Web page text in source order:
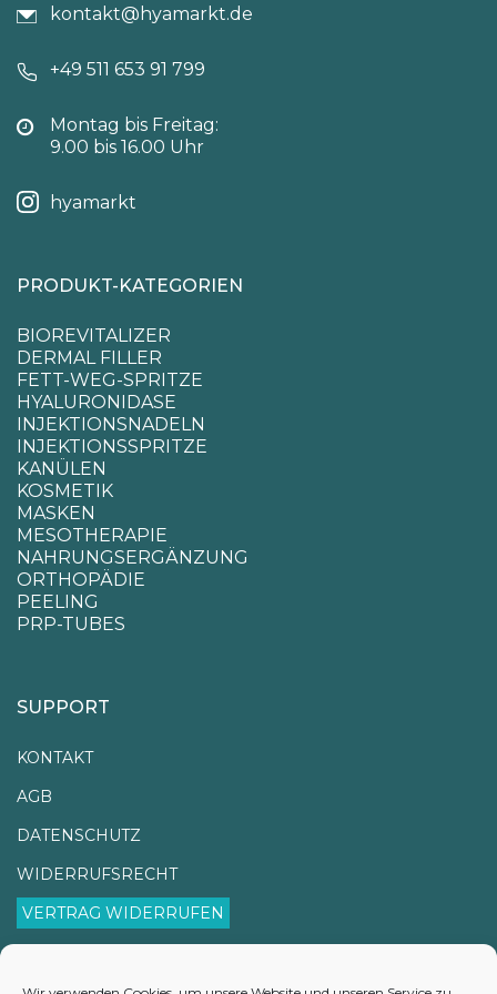
kontakt@hyamarkt.de
+49 511 653 91 799
Montag bis Freitag:
9.00 bis 16.00 Uhr
hyamarkt
PRODUKT-KATEGORIEN
BIOREVITALIZER
DERMAL FILLER
FETT-WEG-SPRITZE
HYALURONIDASE
INJEKTIONSNADELN
INJEKTIONSSPRITZE
KANÜLEN
KOSMETIK
MASKEN
MESOTHERAPIE
NAHRUNGSERGÄNZUNG
ORTHOPÄDIE
PEELING
PRP-TUBES
SUPPORT
KONTAKT
AGB
DATENSCHUTZ
WIDERRUFSRECHT
VERTRAG WIDERRUFEN